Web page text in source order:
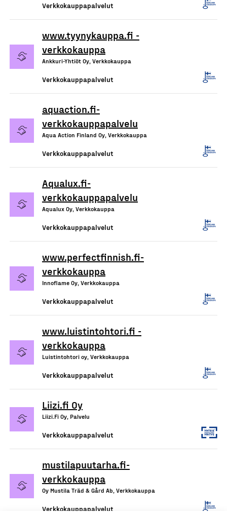
Verkkokauppapalvelut
www.tyynykauppa.fi -
verkkokauppa
Ankkuri-Yhtiöt Oy, Verkkokauppa
Verkkokauppapalvelut
aquaction.fi-
verkkokauppapalvelu
Aqua Action Finland Oy, Verkkokauppa
Verkkokauppapalvelut
Aqualux.fi-
verkkokauppapalvelu
Aqualux Oy, Verkkokauppa
Verkkokauppapalvelut
www.perfectfinnish.fi-
verkkokauppa
Innoflame Oy, Verkkokauppa
Verkkokauppapalvelut
www.luistintohtori.fi -
verkkokauppa
Luistintohtori oy, Verkkokauppa
Verkkokauppapalvelut
Liizi.fi Oy
Liizi.Fi Oy, Palvelu
Verkkokauppapalvelut
mustilapuutarha.fi-
verkkokauppa
Oy Mustila Träd & Gård Ab, Verkkokauppa
Verkkokauppapalvelut